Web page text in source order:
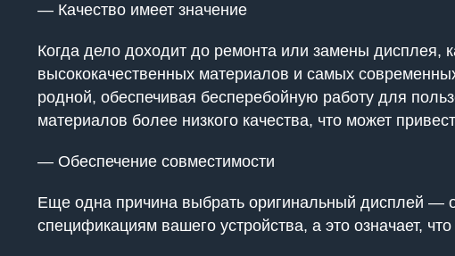
— Качество имеет значение
Когда дело доходит до ремонта или замены дисплея,
высококачественных материалов и самых
родной, обеспечивая бесперебойную работу для
материалов более низкого качества, что может
— Обеспечение совместимости
Еще одна причина выбрать оригинальный дисплей —
спецификациям вашего устройства, а это означает,